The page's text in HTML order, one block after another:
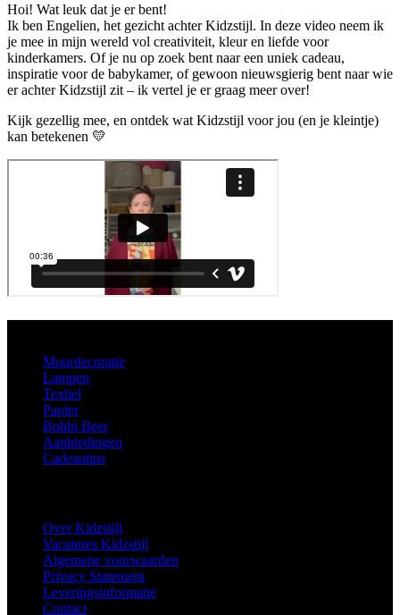
Hoi! Wat leuk dat je er bent!
Ik ben Engelien, het gezicht achter Kidzstijl. In deze video neem ik
je mee in mijn wereld vol creativiteit, kleur en liefde voor
kinderkamers. Of je nu op zoek bent naar een uniek cadeau,
inspiratie voor de babykamer, of gewoon nieuwsgierig bent naar wie
er achter Kidzstijl zit – ik vertel je er graag meer over!
Kijk gezellig mee, en ontdek wat Kidzstijl voor jou (en je kleintje)
kan betekenen 💛
Muurdecoratie
Lampen
Textiel
Papier
Bobbi Beer
Aanbiedingen
Cadeautips
Over Kidzstijl
Vacatures Kidzstijl
Algemene voorwaarden
Privacy Statement
Leveringsinformatie
Contact